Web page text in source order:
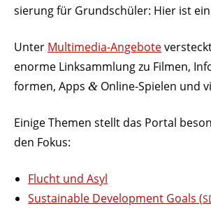
sierung für Grund­schüler: Hier ist
Unter Multi­media-Angebote
enorme Link­sammlung zu Filmen,
formen, Apps & Online-Spielen und
Einige Themen stellt das Portal
den Fokus:
Flucht und Asyl
Sustainable Deve­lo­pment Goals (